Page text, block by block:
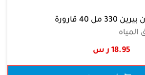
330 مل 40 قارورة
18.95 ر س